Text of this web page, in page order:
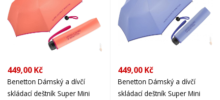
449,00 Kč
Benetton Dámský a dívčí
skládací deštník Super Mini
449,00 Kč
Benetton Dámský a dívčí
skládací deštník Super Mini